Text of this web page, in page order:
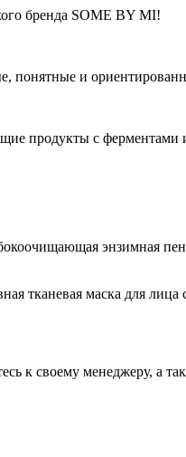
бренда SOME BY MI!
понятные и
с ферментами
энзимная
маска для лица
к своему менеджеру, а